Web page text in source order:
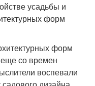
усадьбы и
форм
форм
со времен
воспевали